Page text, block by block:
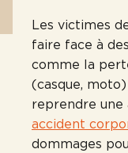
Les victimes
faire face à
comme la
(casque,
reprendre une
accident
dommages